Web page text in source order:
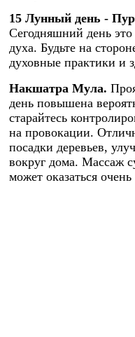
15 Лунный день -
Сегодняшний день
духа. Будьте на
духовные практики и
Накшатра Мула.
день повышена
старайтесь
на провокации.
посадки деревьев,
вокруг дома. Массаж
может оказаться очень